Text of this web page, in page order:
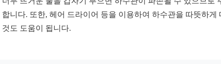
합니다. 또한, 헤어 드라이어 등을 이용하여 하수관을 따뜻하게
것도 도움이 됩니다.